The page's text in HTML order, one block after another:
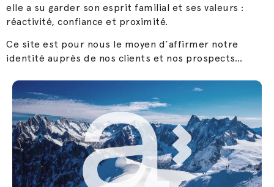
elle a su garder son esprit familial et ses valeurs :
réactivité, confiance et proximité.
Ce site est pour nous le moyen d’affirmer notre
identité auprès de nos clients et nos prospects…